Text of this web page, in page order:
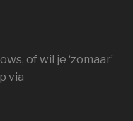
of wil je ‘zomaar’
via